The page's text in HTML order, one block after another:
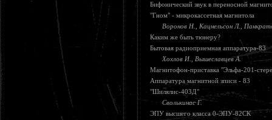
Бифонический звук в переносной
"Гном" - микрокассетная магнитола
Воронов Н., Кацнельсон Л.,
Каким же быть тюнеру?
Бытовая радиоприемная аппаратура-83
Хохлов И., Вышеславцев А.
Магнитофон-приставка "Эльфа-201-
Аппаратура магнитной зписи - 83
"Шилялис-403Д"
Сволькинас Г.
ЭПУ высшего класса 0-ЭПУ-82СК